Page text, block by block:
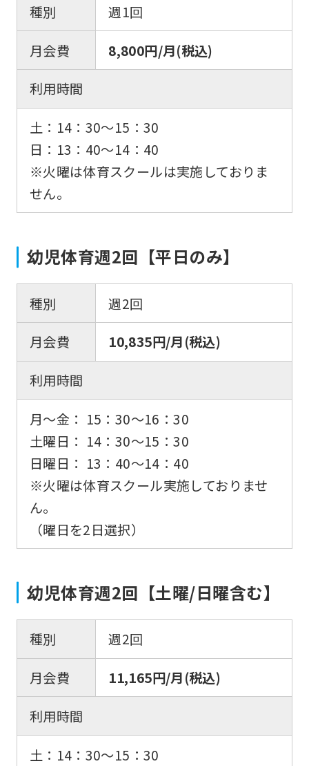
種別
週1回
月会費
8,800円/月(税込)
利用時間
土：14：30〜15：30
日：13：40〜14：40
※火曜は体育スクールは実施しておりま
せん。
幼児体育週2回【平日のみ】
種別
週2回
月会費
10,835円/月(税込)
利用時間
月〜金： 15：30〜16：30
土曜日： 14：30〜15：30
日曜日： 13：40〜14：40
※火曜は体育スクール実施しておりませ
ん。
（曜日を2日選択）
幼児体育週2回【土曜/日曜含む】
種別
週2回
月会費
11,165円/月(税込)
利用時間
土：14：30〜15：30